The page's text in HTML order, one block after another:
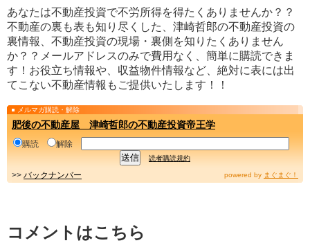
あなたは不動産投資で不労所得を得たくありませんか？？
不動産の裏も表も知り尽くした、津崎哲郎の不動産投資の
裏情報、不動産投資の現場・裏側を知りたくありません
か？？メールアドレスのみで費用なく、簡単に購読できま
す！お役立ち情報や、収益物件情報など、絶対に表には出
てこない不動産情報もご提供いたします！！
メルマガ購読・解除
肥後の不動産屋 津崎哲郎の不動産投資帝王学
購読 解除
読者購読規約
>> バックナンバー powered by まぐまぐ！
コメントはこちら